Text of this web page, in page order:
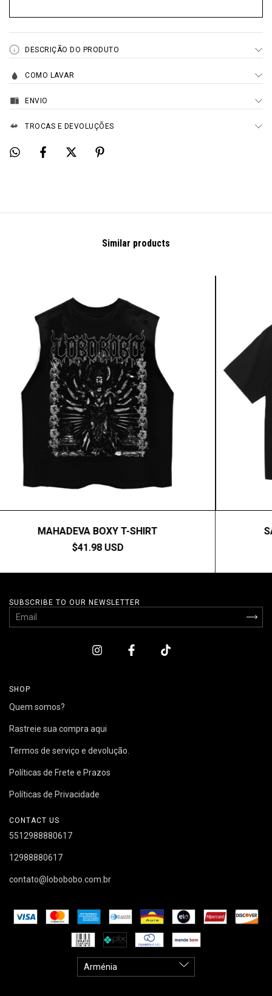
DESCRIÇÃO DO PRODUTO
COMO LAVAR
ENVIO
TROCAS E DEVOLUÇÕES
Similar products
MAHADEVA BOXY T-SHIRT
$41.98 USD
SUBSCRIBE TO OUR NEWSLETTER
SHOP
Quem somos?
Rastreie sua compra aqui
Termos de serviço e devolução.
Políticas de Frete e Prazos
Políticas de Privacidade
CONTACT US
5512988880617
12988880617
contato@lobobobo.com.br